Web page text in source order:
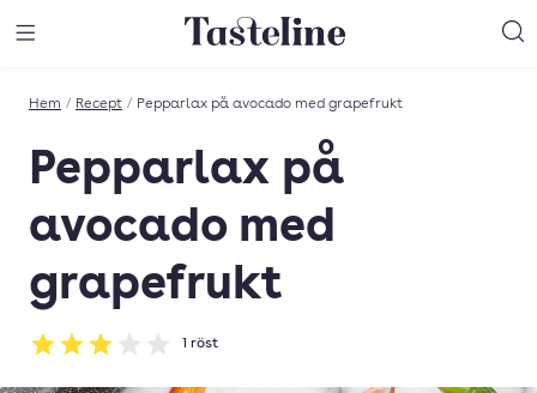
Till Tastelines startsida
Hem / Recept / Pepparlax på avocado med grapefrukt
Pepparlax på
avocado med
grapefrukt
Betyg: 3 av 5
1 röst